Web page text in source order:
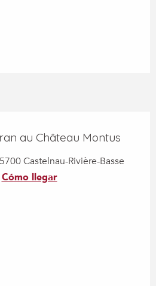
au Château Montus
Castelnau-Rivière-Basse
Cómo llegar